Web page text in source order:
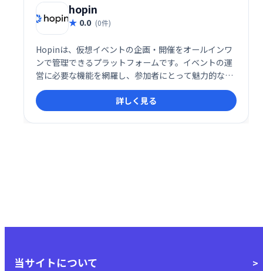
hopin
0.0 (0件)
Hopinは、仮想イベントの企画・開催をオールインワ
ンで管理できるプラットフォームです。イベントの運
営に必要な機能を網羅し、参加者にとって魅力的な体
験を提供します。スムーズなイベント実施と参加者エ
ンゲージメントの向上を実現し、オンラインイベント
を成功に導きます。
詳しく見る
当サイトについて